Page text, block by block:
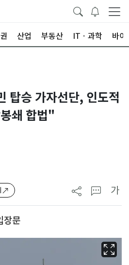
산업 부동산 ITㆍ과학 바이
탑승 가자선단, 인도적
쇄 합법"
가
장문